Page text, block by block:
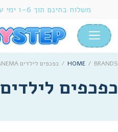
HOME / BRANDS
/ כפכפים לילדים IPANEMA
כפכפים לילדים Ipanema
משלוח בחינם תוך 1-6 ימי עסקים בהזמנה מעל 300₪